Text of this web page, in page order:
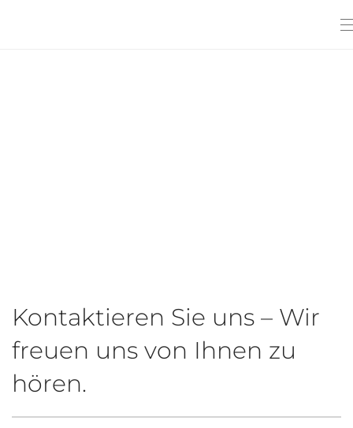
Kontaktieren Sie uns – Wir
freuen uns von Ihnen zu
hören.